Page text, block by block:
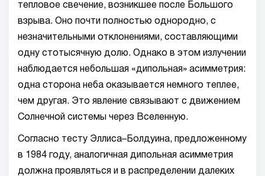
тепловое свечение, возникшее после Большого
взрыва. Оно почти полностью однородно, с
незначительными отклонениями, составляющими
одну стотысячную долю. Однако в этом излучении
наблюдается небольшая «дипольная» асимметрия:
одна сторона неба оказывается немного теплее,
чем другая. Это явление связывают с движением
Солнечной системы через Вселенную.
Согласно тесту Эллиса–Болдуина, предложенному
в 1984 году, аналогичная дипольная асимметрия
должна проявляться и в распределении далеких